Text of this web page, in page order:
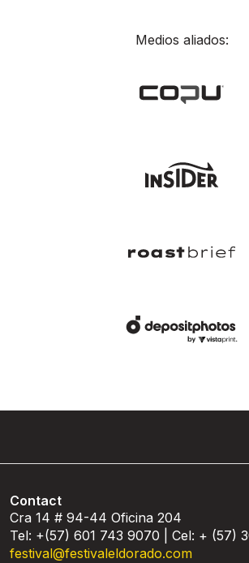
Medios aliados:
Contact
Cra 14 # 94-44 Oficina 204
Tel: +(57) 601 743 9070 | Cel: + (57)
festival@festivaleldorado.com